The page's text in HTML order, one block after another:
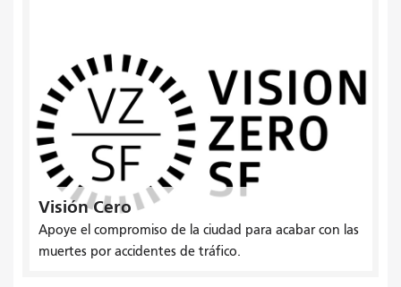
Visión Cero
Apoye el compromiso de la ciudad para acabar con las
muertes por accidentes de tráfico.